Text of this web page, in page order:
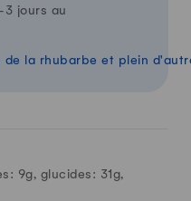
jours au
de la rhubarbe et plein
9g, glucides: 31 g,